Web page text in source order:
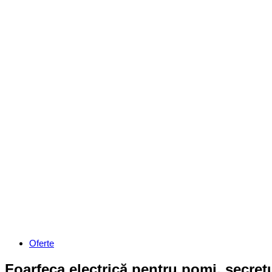
Categories
Oferte